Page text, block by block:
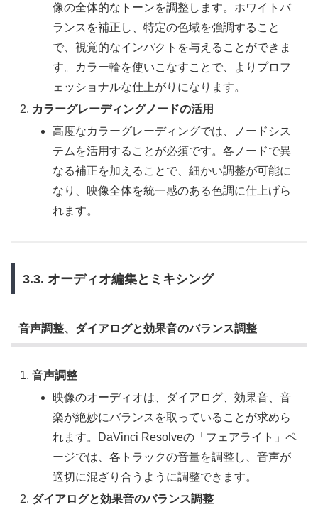
像の全体的なトーンを調整します。ホワイトバ
ランスを補正し、特定の色域を強調すること
で、視覚的なインパクトを与えることができま
す。カラー輪を使いこなすことで、よりプロフ
ェッショナルな仕上がりになります。
カラーグレーディングノードの活用
高度なカラーグレーディングでは、ノードシス
テムを活用することが必須です。各ノードで異
なる補正を加えることで、細かい調整が可能に
なり、映像全体を統一感のある色調に仕上げら
れます。
3.3. オーディオ編集とミキシング
音声調整、ダイアログと効果音のバランス調整
音声調整
映像のオーディオは、ダイアログ、効果音、音
楽が絶妙にバランスを取っていることが求めら
れます。DaVinci Resolveの「フェアライト」ペ
ージでは、各トラックの音量を調整し、音声が
適切に混ざり合うように調整できます。
ダイアログと効果音のバランス調整